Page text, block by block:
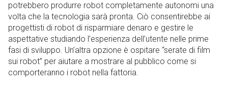
potrebbero produrre robot completamente autonomi una
volta che la tecnologia sarà pronta. Ciò consentirebbe ai
progettisti di robot di risparmiare denaro e gestire le
aspettative studiando l’esperienza dell’utente nelle prime
fasi di sviluppo. Un’altra opzione è ospitare “serate di film
sui robot” per aiutare a mostrare al pubblico come si
comporteranno i robot nella fattoria.